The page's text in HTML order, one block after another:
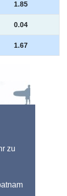
1.85
0.04
1.67
zu